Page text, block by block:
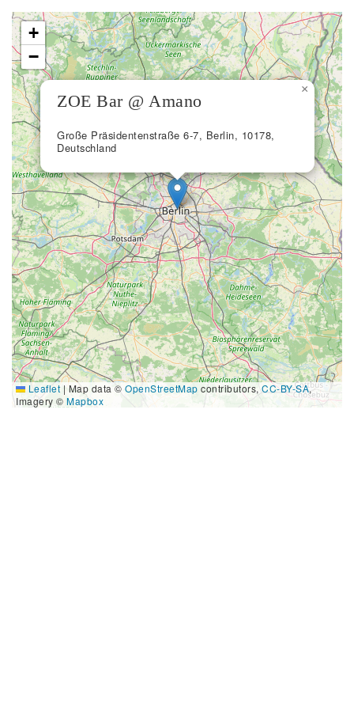
ZOE Bar @ Amano
Große Präsidentenstraße 6-7, Berlin, 10178,
Deutschland
×
+
−
Leaflet |Map data © OpenStreetMap contributors, CC-BY-SA,
Imagery © Mapbox